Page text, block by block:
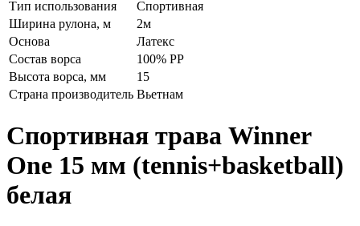
Тип использования
Спортивная
Ширина рулона, м
2м
Основа
Латекс
Состав ворса
100% PP
Высота ворса, мм
15
Страна производитель Вьетнам
Спортивная трава Winner
One 15 мм (tennis+basketball)
белая